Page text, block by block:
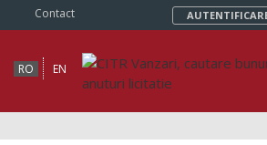
Contact
RO EN